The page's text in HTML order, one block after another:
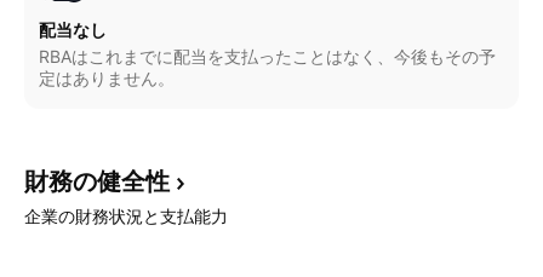
配当なし
RBAはこれまでに配当を支払ったことはなく、今後もその予
定はありません。
財務の健全性
企業の財務状況と支払能力